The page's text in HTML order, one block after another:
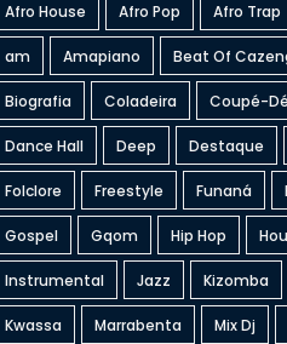
Afro House Afro Pop Afro Trap
am Amapiano Beat Of
Biografia Coladeira Coupé-
Dance Hall Deep Destaque
Folclore Freestyle Funaná
Gospel Gqom Hip Hop
Instrumental Jazz Kizomba
Kwassa Marrabenta Mix Dj